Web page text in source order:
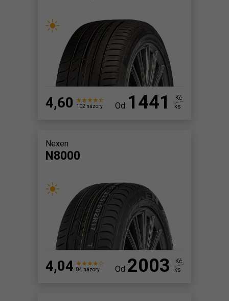
4,60 102 názory Od 1441
Kč
ks
Nexen
N8000
4,04 84 názory Od 2003
Kč
ks